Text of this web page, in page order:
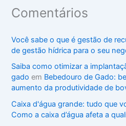
Comentários
Você sabe o que é gestão de
de gestão hídrica para o seu
Saiba como otimizar a
gado em Bebedouro de Gado:
aumento da produtividade de
Caixa d'água grande: tudo que
Como a caixa d’água afeta a